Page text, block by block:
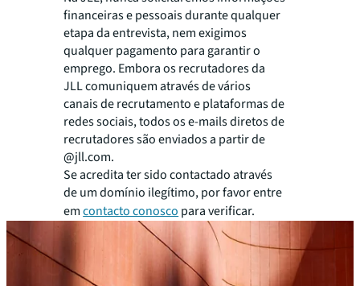
financeiras e pessoais durante qualquer
etapa da entrevista, nem exigimos
qualquer pagamento para garantir o
emprego. Embora os recrutadores da
JLL comuniquem através de vários
canais de recrutamento e plataformas de
redes sociais, todos os e-mails diretos de
recrutadores são enviados a partir de
@jll.com.
Se acredita ter sido contactado através
de um domínio ilegítimo, por favor entre
emcontacto conosco para verificar.